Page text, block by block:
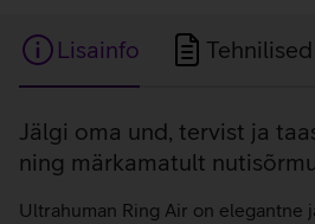
Lisainfo
Lisainfo
Jälgi oma und, tervist ja
ning märkamatult
Ultrahuman Ring Air on elegantne